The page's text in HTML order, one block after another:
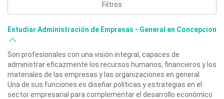
Filtros
Estudiar Administración de Empresas - General en Concepcion
Son profesionales con una visión integral, capaces de
administrar eficazmente los recursos humanos, financieros y los
materiales de las empresas y las organizaciones en general.
Una de sus funciones es diseñar políticas y estrategias en el
sector empresarial para complementar el desarrollo económico